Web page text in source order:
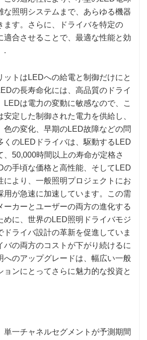
な照明システムまで、あらゆる機器
ます。さらに、ドライバを特定の
適合させることで、最適な性能と効
.
ットはLEDへの給電と制御だけにと
の長寿命化には、高品質のドライ
LEDは電力の変動に敏感なので、こ
安定した制御された電力を供給し、
色の変化、早期のLED故障などの問
くのLEDドライバは、駆動するLED
、50,000時間以上の寿命が定格さ
の手頃な価格と高性能、そしてLED
により、一般照明プロジェクトにお
用が急速に加速しています。この需
ーカーとユーザーの両方の進化する
めに、世界のLED照明ドライバモジ
ドライバ設計の革新を促進していま
バの両方のコストが下がり続けるに
へのアップグレードは、幅広い一般
ョンにとってさらに魅力的な投資と
単一チャネルセグメントが予測期間